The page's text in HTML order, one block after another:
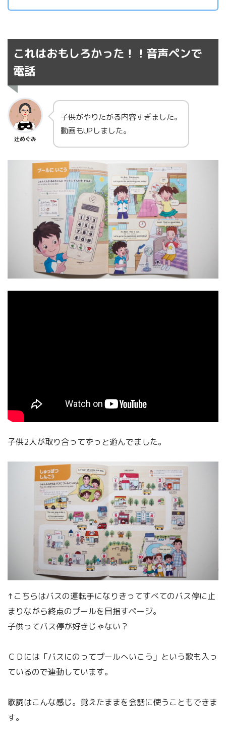
これはおもしろかった！！音声ペンで
電話
辻めぐみ
子供がやりたがる内容すぎました。
動画もUPしました。
子供2人が取り合ってずっと遊んでました。
↑こちらはバスの運転手になりきってすべてのバス停に止
まりながら終点のプールを目指すページ。
子供ってバス停が好きじゃない？
ＣＤには「バスにのってプールへいこう」という歌も入っ
ているので連動しています。
歌詞はこんな感じ。覚えたままを会話に使うこともできま
す。